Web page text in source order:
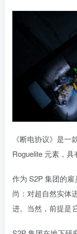
《断电协议》是一
Roguelite 元素，具
作为 S2P 集团的
尚：对超自然实体
进。当然，前提是